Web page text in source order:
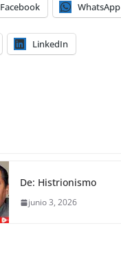
Facebook WhatsApp
LinkedIn
De: Histrionismo
junio 3, 2026